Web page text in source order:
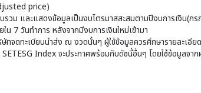
price)
วม และแสดงข้อมูลเป็นงบไตรมาสสะสมตามปีงบการเงิน(
7 วันทำการ หลังจากมีงบการเงินใหม่เข้ามา
ทจดทะเบียนนำส่ง ณ งวดนั้นๆ ผู้ใช้ข้อมูลควรศึกษารายละเ
Index จะประกาศพร้อมกับดัชนี้อื่นๆ โดยใช้ข้อมูล